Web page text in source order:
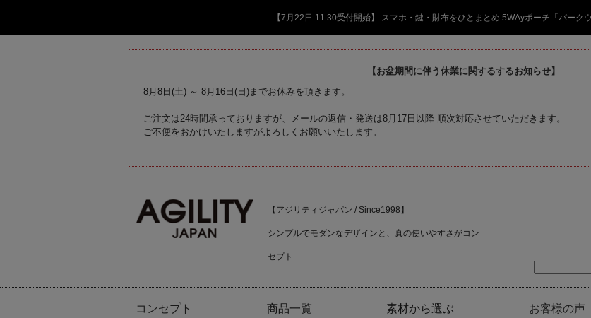
【7月22日 11:30受付開始】 スマホ・鍵・財布をひとまとめ 5WAyポーチ「パーク
【お盆期間に伴う休業に関するするお知らせ】
8月8日(土) ～ 8月16日(日)までお休みを頂きます。
ご注文は24時間承っておりますが、メールの返信・発送は8月17日以降 順次対応させていただきます。
ご不便をおかけいたしますがよろしくお願いいたします。
【アジリティジャパン / Since1998】
シンプルでモダンなデザインと、真の使いやすさがコン
セプト
コンセプト 商品一覧 素材から選ぶ お客様の声